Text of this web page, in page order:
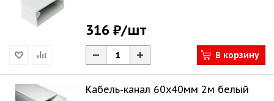
316 ₽/шт
В корзину
Кабель-канал 60х40мм 2м белый